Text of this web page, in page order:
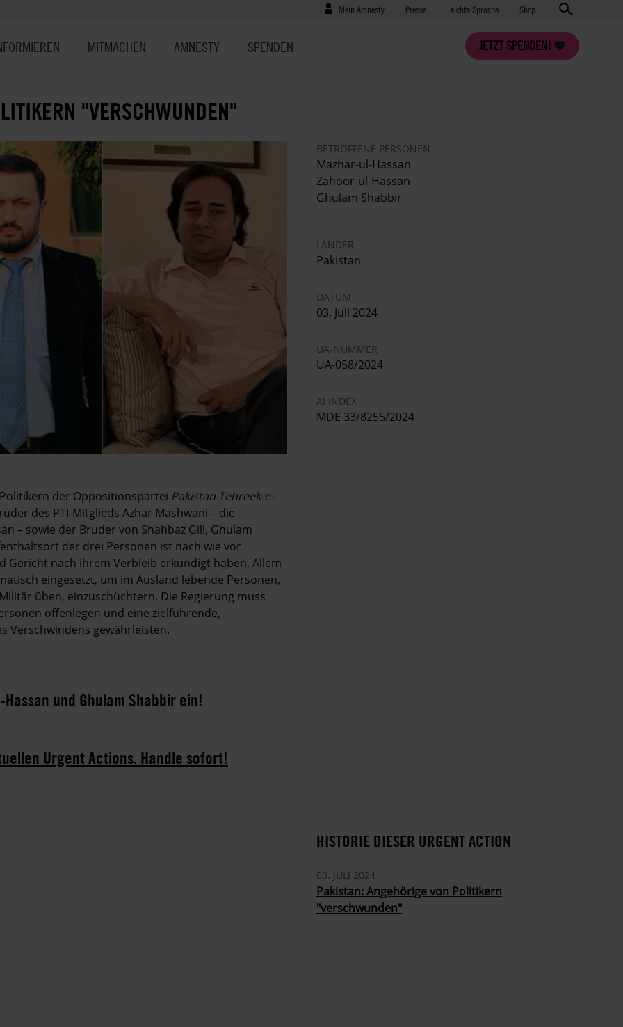
Benutzermenü
Mein Amnesty Presse
Presse Leichte Sprache Shop
JETZT SPENDEN!
MITMACHEN AMNESTY SPENDEN
"VERSCHWUNDEN"
der Oppositionspartei Pakistan Tehreek-e-
des PTI-Mitglieds Azhar Mashwani – die
– sowie der Bruder von Shahbaz Gill, Ghulam
der drei Personen ist nach wie vor
Gericht nach ihrem Verbleib erkundigt haben. Allem
eingesetzt, um im Ausland lebende Personen,
üben, einzuschüchtern. Die Regierung muss
offenlegen und eine zielführende,
Verschwindens gewährleisten.
BETROFFENE PERSONEN
Mazhar-ul-Hassan
Zahoor-ul-Hassan
Ghulam Shabbir
LÄNDER
Pakistan
DATUM
03. Juli 2024
UA-NUMMER
UA-058/2024
AI INDEX
MDE 33/8255/2024
und Ghulam Shabbir ein!
Urgent Actions. Handle sofort!
HISTORIE DIESER URGENT ACTION
03. JULI 2024
Pakistan: Angehörige von Politikern
"verschwunden"